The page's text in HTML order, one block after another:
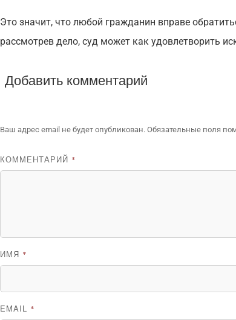
Это значит, что любой гражданин вправе
рассмотрев дело, суд может как удовлетворить
Добавить комментарий
Ваш адрес email не будет опубликован. Обязательные поля
КОММЕНТАРИЙ *
ИМЯ *
EMAIL *